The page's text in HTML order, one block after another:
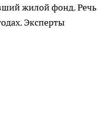
жилой фонд. Речь
Эксперты